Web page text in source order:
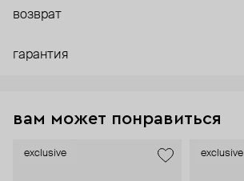
возврат
гарантия
вам может понравиться
exclusive exclusive